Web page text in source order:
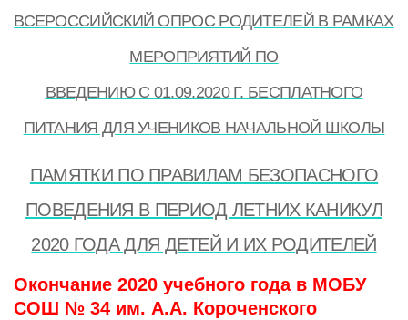
ВСЕРОССИЙСКИЙ ОПРОС РОДИТЕЛЕЙ В РАМКАХ
МЕРОПРИЯТИЙ ПО
ВВЕДЕНИЮ С 01.09.2020 Г. БЕСПЛАТНОГО
ПИТАНИЯ ДЛЯ УЧЕНИКОВ НАЧАЛЬНОЙ ШКОЛЫ
ПАМЯТКИ ПО ПРАВИЛАМ БЕЗОПАСНОГО
ПОВЕДЕНИЯ В ПЕРИОД ЛЕТНИХ КАНИКУЛ
2020 ГОДА ДЛЯ ДЕТЕЙ И ИХ РОДИТЕЛЕЙ
Окончание 2020 учебного года в МОБУ
СОШ № 34 им. А.А. Короченского